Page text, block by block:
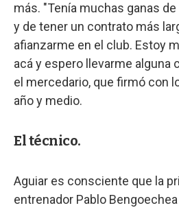
más. "Tenía muchas ganas
y de tener un contrato más
afianzarme en el club. Estoy
acá y espero llevarme alguna
el mercedario, que firmó con
año y medio.
El técnico.
Aguiar es consciente que la
entrenador Pablo